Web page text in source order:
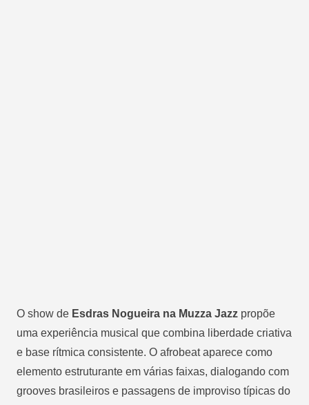
O show de Esdras Nogueira na Muzza Jazz propõe
uma experiência musical que combina liberdade criativa
e base rítmica consistente. O afrobeat aparece como
elemento estruturante em várias faixas, dialogando com
grooves brasileiros e passagens de improviso típicas do